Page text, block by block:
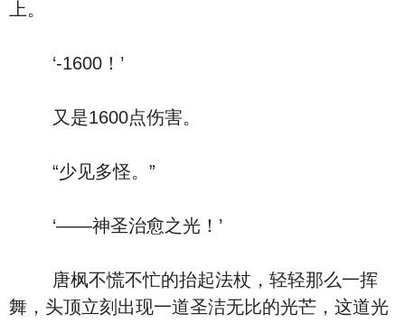
上。
‘-1600！’
又是1600点伤害。
“少见多怪。”
‘――神圣治愈之光！’
唐枫不慌不忙的抬起法杖，轻轻那么一挥
舞，头顶立刻出现一道圣洁无比的光芒，这道光